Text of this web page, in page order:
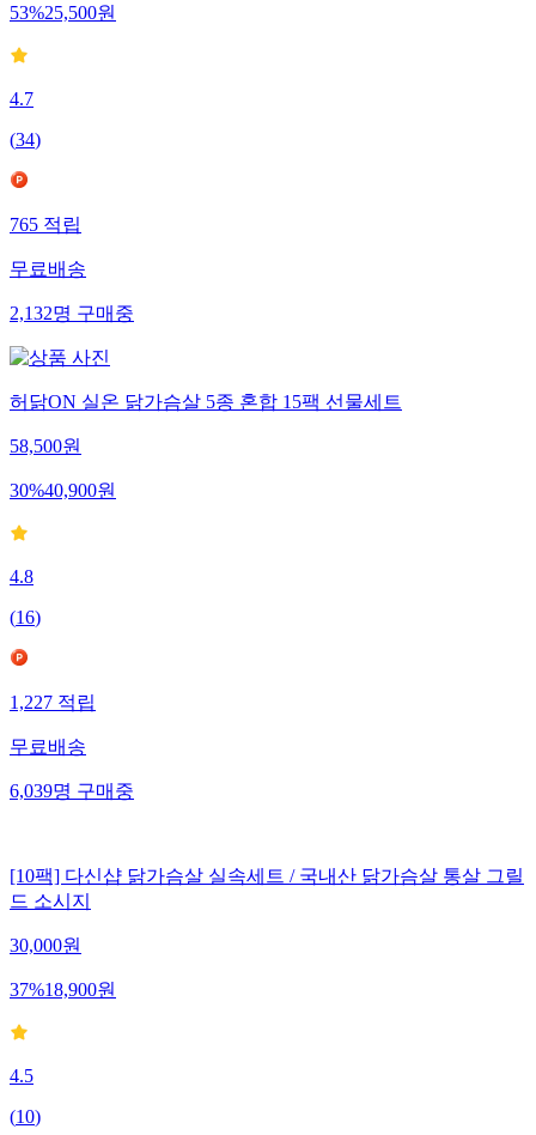
53%25,500원
4.7
(34)
765적립
무료배송
2,132명구매중
허닭ON 실온 닭가슴살 5종 혼합 15팩 선물세트
58,500원
30%40,900원
4.8
(16)
1,227적립
무료배송
6,039명구매중
[10팩] 다신샵 닭가슴살 실속세트 / 국내산 닭가슴살 통살 그릴
드 소시지
30,000원
37%18,900원
4.5
(10)